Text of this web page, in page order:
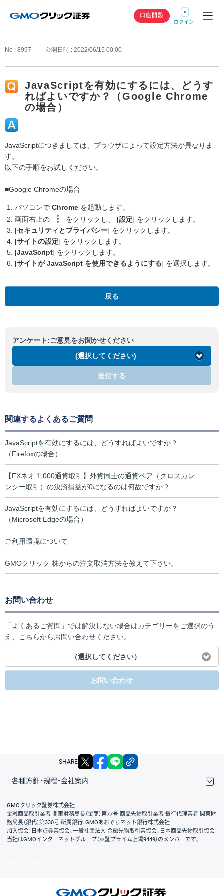
GMOクリック
口座開設
No : 8997 公開日時 : 2022/06/15 00:00
JavaScriptを有効にするには、どうす
ればよいですか？（Google Chrome
の場合）
JavaScriptにつきましては、ブラウザによって設定方法が異なりま
す。
以下の手順をお試しください。
■Google Chromeの場合
パソコンで Chrome を起動します。
画面右上の
をクリックし、 [設定] をクリックします。
[セキュリティとプライバシー] をクリックします。
[サイトの設定] をクリックします。
[JavaScript] をクリックします。
[サイトが JavaScript を使用できるようにする] を選択します。
戻る
アンケート:ご意見をお聞かせください
(選択してください)
送信する
関連するよくあるご質問
JavaScriptを有効にするには、どうすればよいですか？
（Firefoxの場合）
【FXネオ 1,000通貨取引】外貨同士の通貨ペア（クロスカレ
ンシー取引）の決済損益が0になるのは何故ですか？
JavaScriptを有効にするには、どうすればよいですか？
（Microsoft Edgeの場合）
ご利用環境について
GMOクリック 株からの注文取消方法を教えて下さい。
お問い合わせ
「よくあるご質問」では解決しない場合はカテゴリーをご選択のう
え、こちらからお問い合わせください。
（選択してください）
お問い合わせ
SHARE X facebook
各種方針・規程・会社案内
取引規程・約款
サイトマップ
その他のご案内
個人情報保護方針
最良執行方針
サイトのご利用について
ディスクレイマー
信託保全
リスク説明
会社案内
GMOクリック証券株式会社
金融商品取引業者 関東財務局長（金商）第77号 商品先物取引業者 銀行代理業者 関東財
務局長（銀代）第330号 所属銀行：GMOあおぞらネット銀行株式会社
加入協会：日本証券業協会、一般社団法人 金融先物取引業協会、日本商品先物取引協会
当社はGMOインターネットグループ（東証プライム上場9449）のメンバーです。